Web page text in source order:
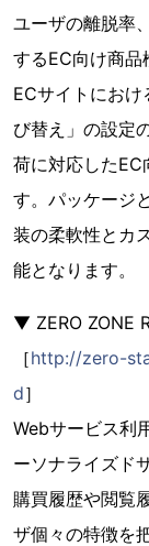
ユーザの離脱率
するEC向け商品
ECサイトにお
び替え」の設定
荷に対応した
す。パッケージ
装の柔軟性とカ
能となります。
▼ ZERO ZONE
［http://zero-
d］
Webサービス利
ーソナライズド
購買履歴や閲覧
ザ個々の特徴を